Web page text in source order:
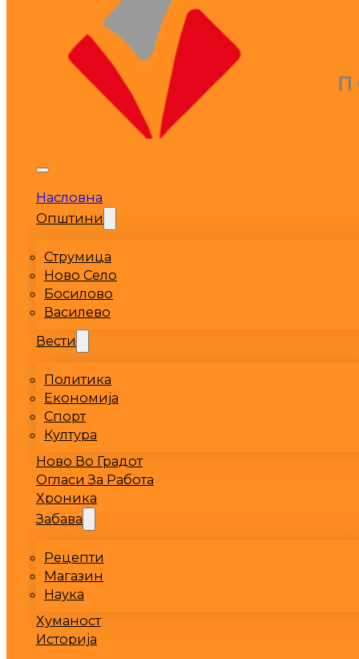
Насловна
Општини
Струмица
Ново Село
Босилово
Василево
Вести
Политика
Економија
Спорт
Култура
Ново Во Градот
Огласи За Работа
Хроника
Забава
Рецепти
Магазин
Наука
Хуманост
Историја